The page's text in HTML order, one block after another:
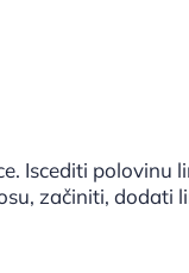
Iscediti polovinu
začiniti, dodati